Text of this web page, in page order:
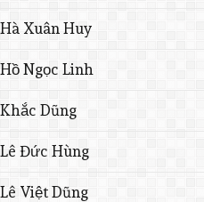
Hà Xuân Huy
Hồ Ngọc Linh
Khắc Dũng
Lê Đức Hùng
Lê Việt Dũng